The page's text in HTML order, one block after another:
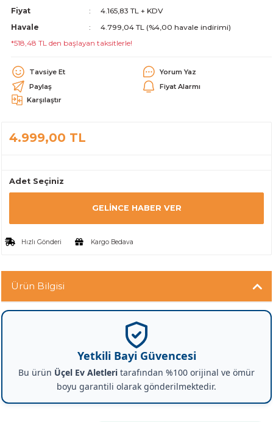
Fiyat
4.165,83 TL + KDV
Havale
4.799,04 TL (%4,00 havale indirimi)
*518,48 TL den başlayan taksitlerle!
Tavsiye Et
Yorum Yaz
Paylaş
Fiyat Alarmı
Karşılaştır
4.999,00 TL
Adet Seçiniz
GELINCE HABER VER
Hızlı Gönderi Kargo Bedava
Ürün Bilgisi
Yetkili Bayi Güvencesi
Bu ürün Üçel Ev Aletleri tarafından %100 orijinal ve ömür
boyu garantili olarak gönderilmektedir.